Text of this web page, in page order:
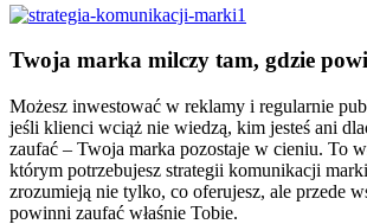
Twoja marka milczy tam, gdzie
Możesz inwestować w reklamy i regularnie
jeśli klienci wciąż nie wiedzą, kim jesteś ani
zaufać – Twoja marka pozostaje w cieniu. To
którym potrzebujesz strategii komunikacji
zrozumieją nie tylko, co oferujesz, ale przede
powinni zaufać właśnie Tobie.